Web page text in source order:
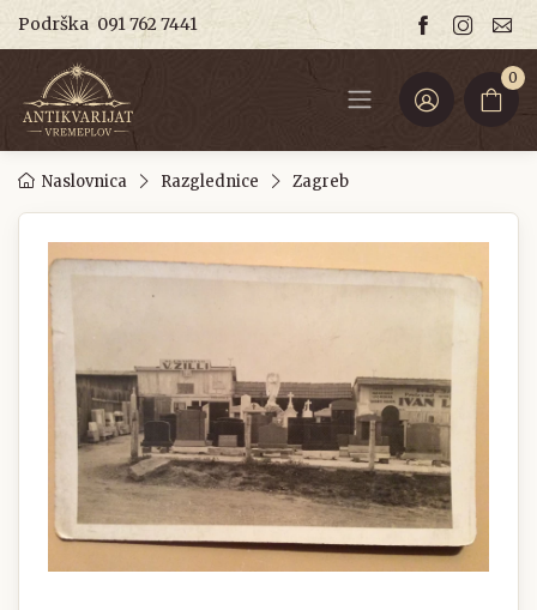
Podrška 091 762 7441
0
Naslovnica Razglednice Zagreb